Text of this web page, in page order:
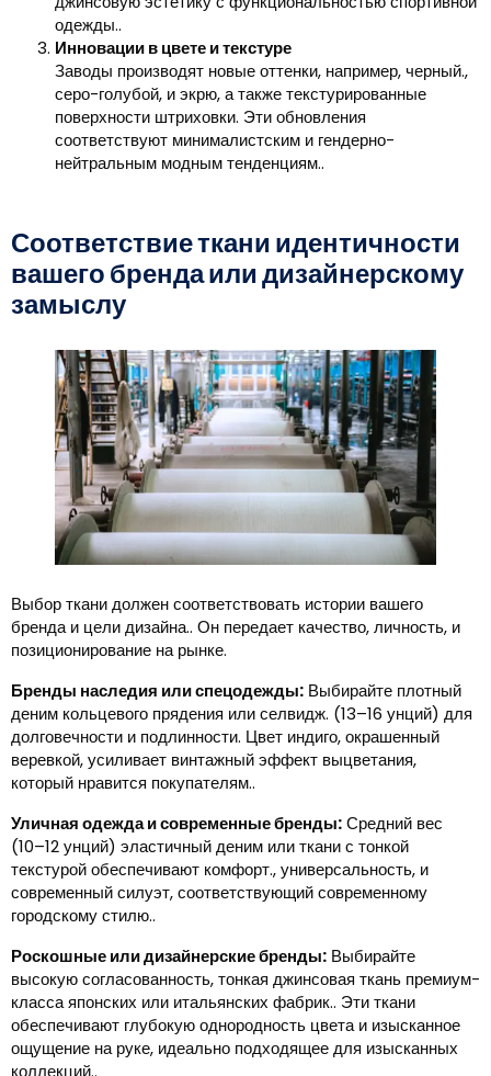
одежды..
Инновации в цвете и текстуре
Заводы производят новые оттенки, например, черный.,
серо-голубой, и экрю, а также текстурированные
поверхности штриховки. Эти обновления
соответствуют минималистским и гендерно-
нейтральным модным тенденциям..
Соответствие ткани идентичности
вашего бренда или дизайнерскому
замыслу
Выбор ткани должен соответствовать истории вашего
бренда и цели дизайна.. Он передает качество, личность, и
позиционирование на рынке.
Бренды наследия или спецодежды: Выбирайте плотный
деним кольцевого прядения или селвидж. (13–16 унций) для
долговечности и подлинности. Цвет индиго, окрашенный
веревкой, усиливает винтажный эффект выцветания,
который нравится покупателям..
Уличная одежда и современные бренды:Средний вес
(10–12 унций) эластичный деним или ткани с тонкой
текстурой обеспечивают комфорт., универсальность, и
современный силуэт, соответствующий современному
городскому стилю..
Роскошные или дизайнерские бренды: Выбирайте
высокую согласованность, тонкая джинсовая ткань премиум-
класса японских или итальянских фабрик.. Эти ткани
обеспечивают глубокую однородность цвета и изысканное
ощущение на руке, идеально подходящее для изысканных